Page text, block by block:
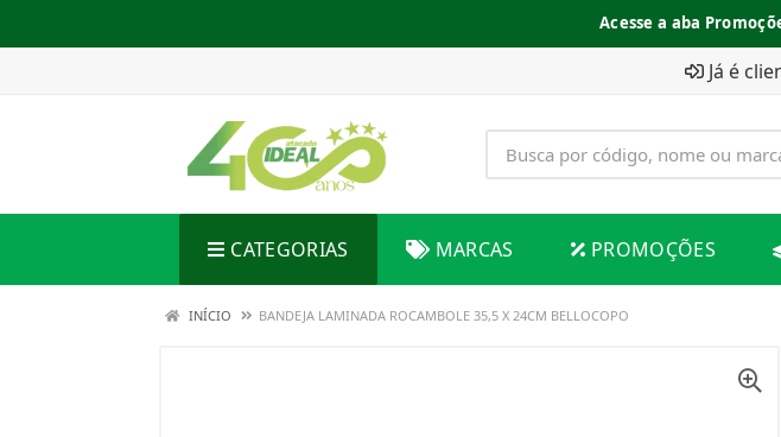
Acesse a aba
Já é
CATEGORIAS MARCAS PROMOÇÕES
INÍCIO BANDEJA LAMINADA ROCAMBOLE 35,5 X 24CM BELLOCOPO